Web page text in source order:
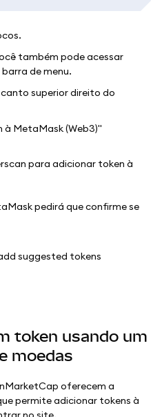
também pode acessar
de menu.
superior direito do
à MetaMask (Web3)"
pedirá que confirme se
token usando um
moedas
oferecem a
permite adicionar tokens à